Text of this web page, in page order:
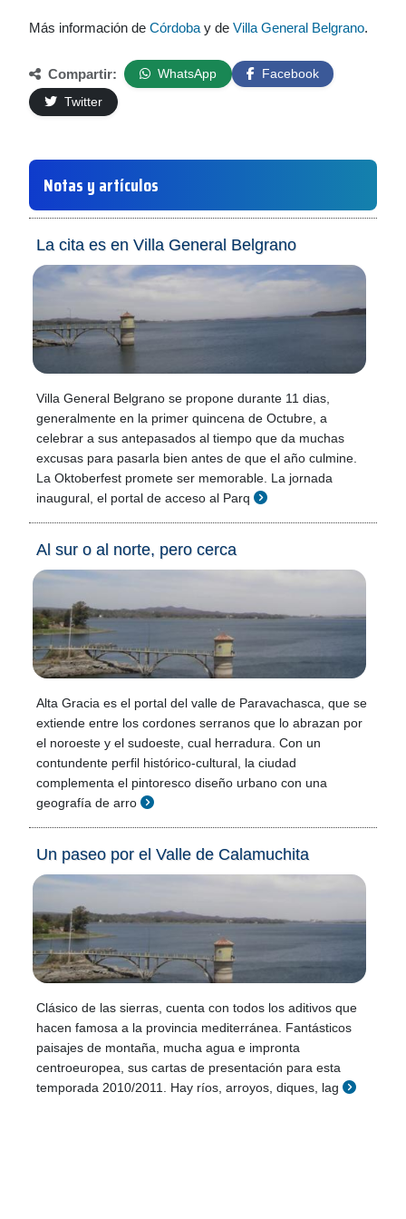
Más información de Córdoba y de Villa General Belgrano.
Compartir: WhatsApp
Facebook
Twitter
Notas y artículos
La cita es en Villa General Belgrano
Villa General Belgrano se propone durante 11 dias,
generalmente en la primer quincena de Octubre, a
celebrar a sus antepasados al tiempo que da muchas
excusas para pasarla bien antes de que el año culmine.
La Oktoberfest promete ser memorable. La jornada
inaugural, el portal de acceso al Parq
Al sur o al norte, pero cerca
Alta Gracia es el portal del valle de Paravachasca, que se
extiende entre los cordones serranos que lo abrazan por
el noroeste y el sudoeste, cual herradura. Con un
contundente perfil histórico-cultural, la ciudad
complementa el pintoresco diseño urbano con una
geografía de arro
Un paseo por el Valle de Calamuchita
Clásico de las sierras, cuenta con todos los aditivos que
hacen famosa a la provincia mediterránea. Fantásticos
paisajes de montaña, mucha agua e impronta
centroeuropea, sus cartas de presentación para esta
temporada 2010/2011. Hay ríos, arroyos, diques, lag